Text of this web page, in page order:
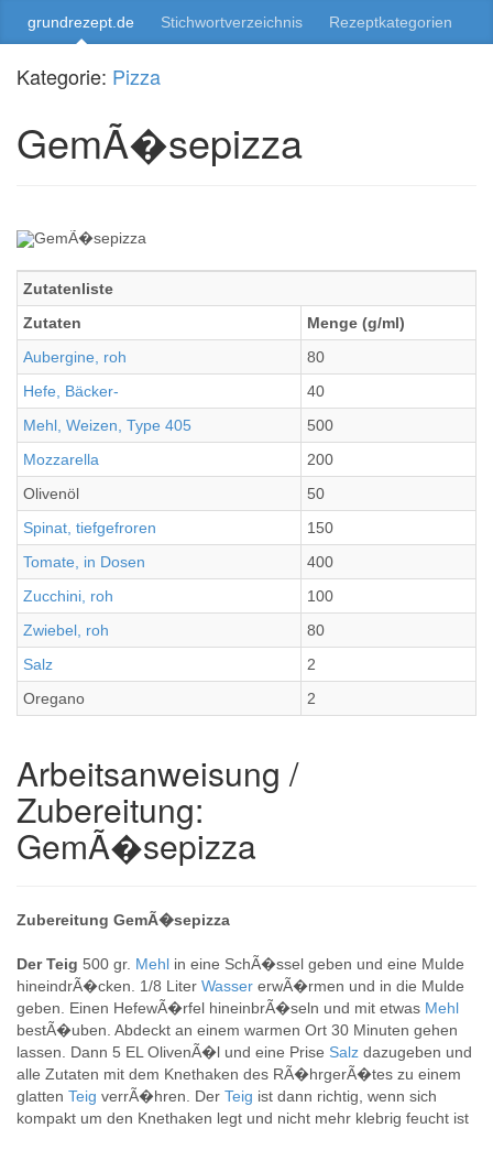
grundrezept.de Stichwortverzeichnis Rezeptkategorien
Kategorie: Pizza
GemÃ�sepizza
Zutatenliste
Zutaten
Menge (g/ml)
Aubergine, roh
80
Hefe, Bäcker-
40
Mehl, Weizen, Type 405
500
Mozzarella
200
Olivenöl
50
Spinat, tiefgefroren
150
Tomate, in Dosen
400
Zucchini, roh
100
Zwiebel, roh
80
Salz
2
Oregano
2
Arbeitsanweisung /
Zubereitung:
GemÃ�sepizza
Zubereitung GemÃ�sepizza
Der Teig 500 gr. Mehl in eine SchÃ�ssel geben und eine Mulde
hineindrÃ�cken. 1/8 Liter Wasser erwÃ�rmen und in die Mulde
geben. Einen HefewÃ�rfel hineinbrÃ�seln und mit etwas Mehl
bestÃ�uben. Abdeckt an einem warmen Ort 30 Minuten gehen
lassen. Dann 5 EL OlivenÃ�l und eine Prise Salz dazugeben und
alle Zutaten mit dem Knethaken des RÃ�hrgerÃ�tes zu einem
glatten Teig verrÃ�hren. Der Teig ist dann richtig, wenn sich
kompakt um den Knethaken legt und nicht mehr klebrig feucht ist